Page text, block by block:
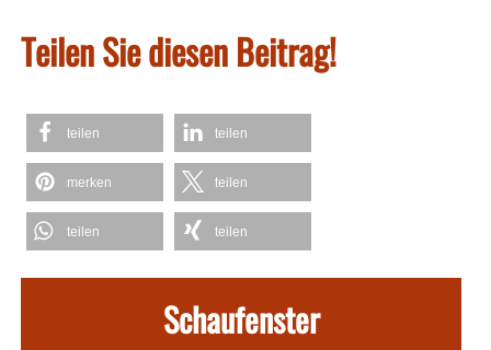
Teilen Sie diesen Beitrag!
teilen teilen
merken teilen
teilen teilen
Schaufenster